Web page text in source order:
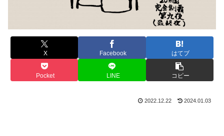
X Facebook はてブ
Pocket LINE コピー
2022.12.22 2024.01.03